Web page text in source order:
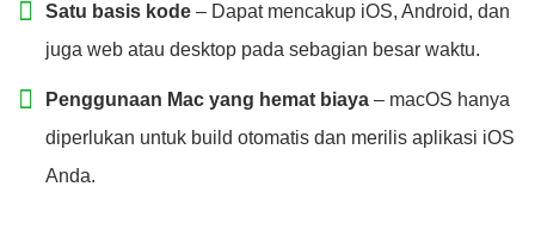
Satu basis kode – Dapat mencakup iOS, Android, dan
juga web atau desktop pada sebagian besar waktu.
Penggunaan Mac yang hemat biaya – macOS hanya
diperlukan untuk build otomatis dan merilis aplikasi iOS
Anda.